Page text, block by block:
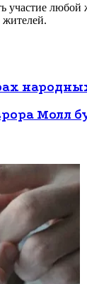
любой
жителей.
Молл